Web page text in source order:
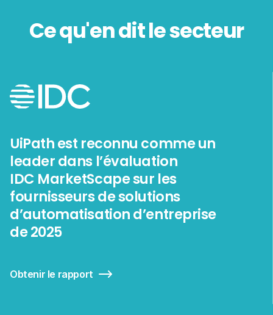
Ce qu'en dit le secteur
7 fois leader dans le rapport
Gartner® Magic Quadrant™ en
termes d'automatisation des
processus robotisés
Obtenir le rapport